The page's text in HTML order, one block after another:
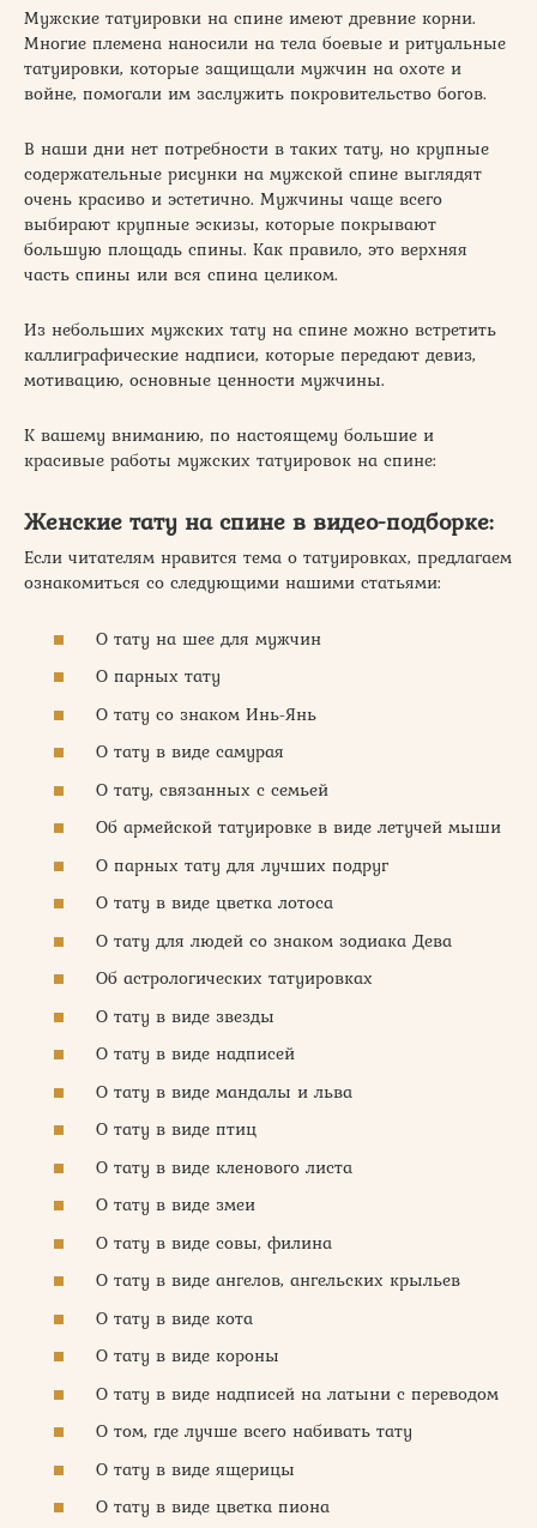
Мужские татуировки на спине имеют древние корни.
Многие племена наносили на тела боевые и ритуальные
татуировки, которые защищали мужчин на охоте и
войне, помогали им заслужить покровительство богов.
В наши дни нет потребности в таких тату, но крупные
содержательные рисунки на мужской спине выглядят
очень красиво и эстетично. Мужчины чаще всего
выбирают крупные эскизы, которые покрывают
большую площадь спины. Как правило, это верхняя
часть спины или вся спина целиком.
Из небольших мужских тату на спине можно встретить
каллиграфические надписи, которые передают девиз,
мотивацию, основные ценности мужчины.
К вашему вниманию, по настоящему большие и
красивые работы мужских татуировок на спине:
Женские тату на спине в видео-подборке:
Если читателям нравится тема о татуировках, предлагаем
ознакомиться со следующими нашими статьями:
О тату на шее для мужчин
О парных тату
О тату со знаком Инь-Янь
О тату в виде самурая
О тату, связанных с семьей
Об армейской татуировке в виде летучей мыши
О парных тату для лучших подруг
О тату в виде цветка лотоса
О тату для людей со знаком зодиака Дева
Об астрологических татуировках
О тату в виде звезды
О тату в виде надписей
О тату в виде мандалы и льва
О тату в виде птиц
О тату в виде кленового листа
О тату в виде змеи
О тату в виде совы, филина
О тату в виде ангелов, ангельских крыльев
О тату в виде кота
О тату в виде короны
О тату в виде надписей на латыни с переводом
О том, где лучше всего набивать тату
О тату в виде ящерицы
О тату в виде цветка пиона